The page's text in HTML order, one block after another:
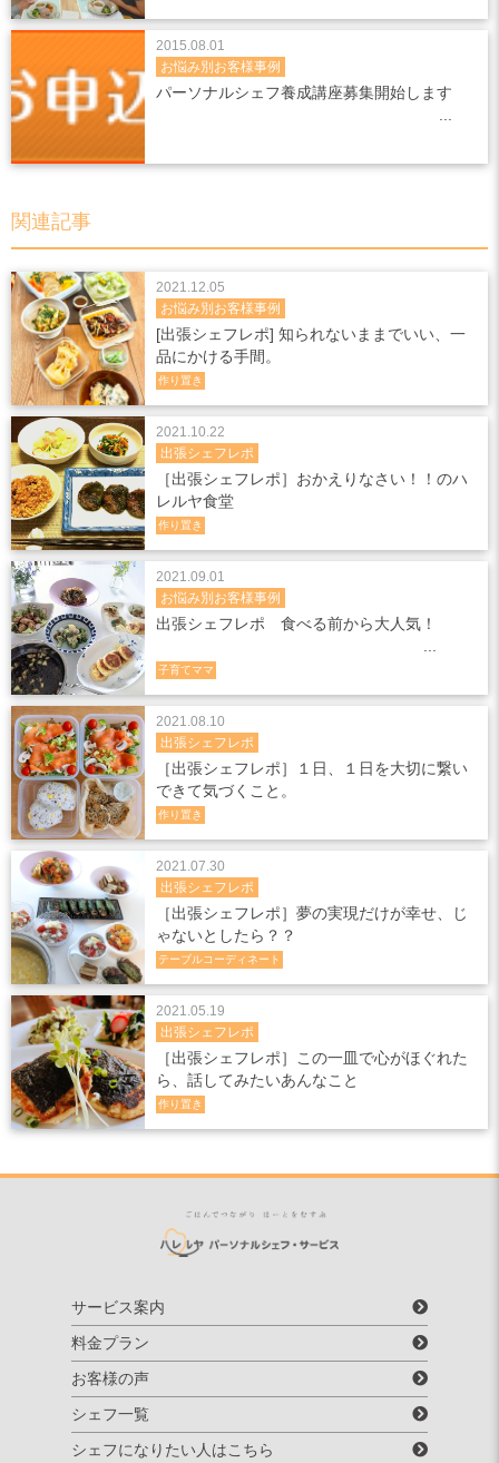
パーソナルシェフ養成講座募集開始します
お悩み別お客様事例
2015.08.01
関連記事
[出張シェフレポ] 知られないままでいい、一
品にかける手間。
お悩み別お客様事例
2021.12.05
作り置き
［出張シェフレポ］おかえりなさい！！のハ
レルヤ食堂
出張シェフレポ
2021.10.22
作り置き
出張シェフレポ 食べる前から大人気！
お悩み別お客様事例
2021.09.01
子育てママ
［出張シェフレポ］１日、１日を大切に繋い
できて気づくこと。
出張シェフレポ
2021.08.10
作り置き
［出張シェフレポ］夢の実現だけが幸せ、じ
ゃないとしたら？？
出張シェフレポ
2021.07.30
テーブルコーディネート
［出張シェフレポ］この一皿で心がほぐれた
ら、話してみたいあんなこと
出張シェフレポ
2021.05.19
作り置き
サービス案内
料金プラン
お客様の声
シェフ一覧
シェフになりたい人はこちら